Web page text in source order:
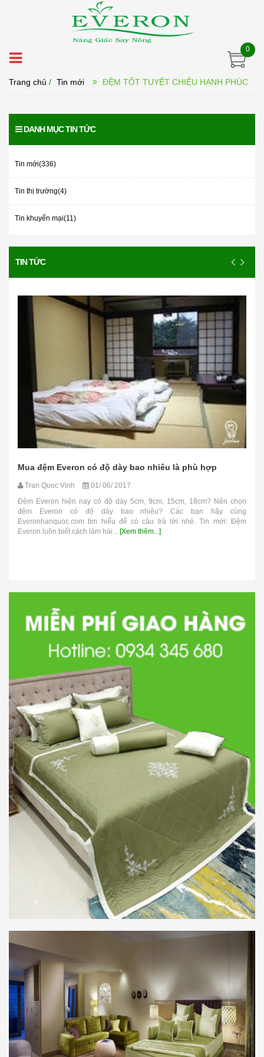
0
Trang chủ / Tin mới ĐỆM TỐT TUYỆT CHIÊU HẠNH PHÚC
DANH MỤC TIN TỨC
Tin mới(336)
Tin thị trường(4)
Tin khuyến mại(11)
TIN TỨC
Mua đệm Everon có độ dày bao nhiêu là phù hợp
Tran Quoc Vinh
01/ 06/ 2017
Đệm Everon hiện nay có độ dày 5cm, 9cm, 15cm, 18cm? Nên chọn
đệm Everon có độ dày bao nhiêu? Các bạn hãy cùng
Everonhanquoc.com tìm hiểu để có câu trả lời nhé. Tin mới: Đệm
Everon luôn biết cách làm hài... [Xem thêm...]